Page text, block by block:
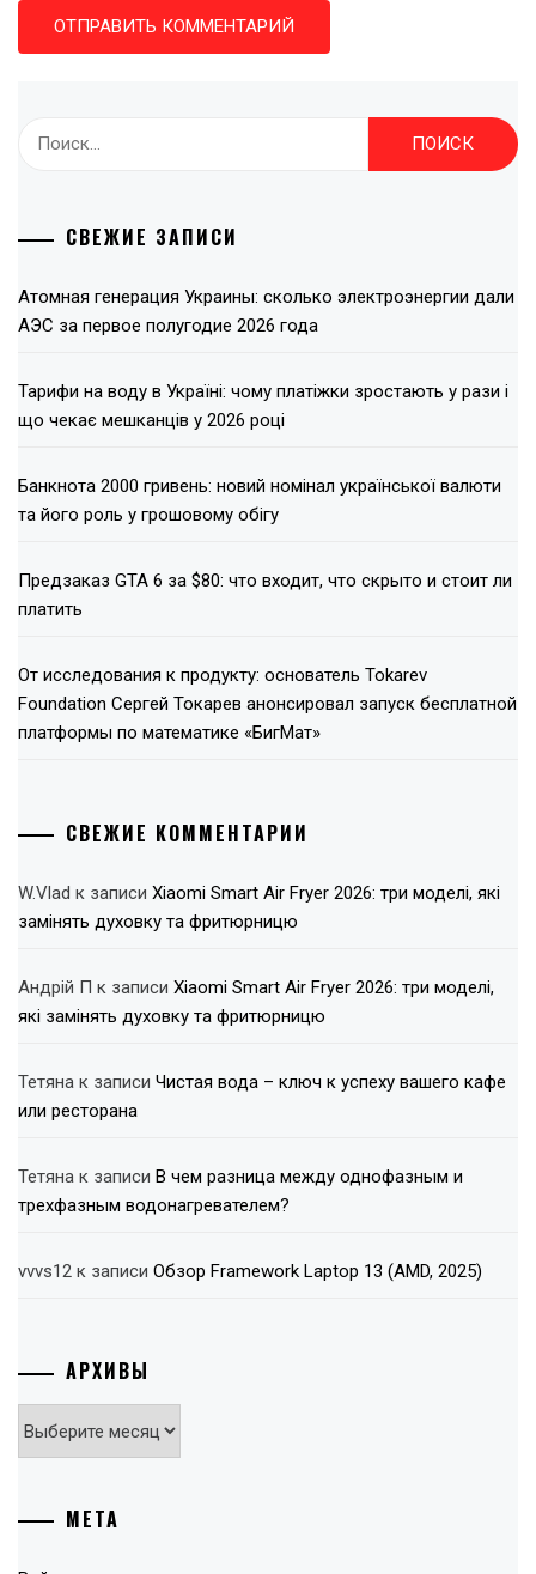
Найти:
СВЕЖИЕ ЗАПИСИ
Атомная генерация Украины: сколько электроэнергии дали
АЭС за первое полугодие 2026 года
Тарифи на воду в Україні: чому платіжки зростають у рази і
що чекає мешканців у 2026 році
Банкнота 2000 гривень: новий номінал української валюти
та його роль у грошовому обігу
Предзаказ GTA 6 за $80: что входит, что скрыто и стоит ли
платить
От исследования к продукту: основатель Tokarev
Foundation Сергей Токарев анонсировал запуск бесплатной
платформы по математике «БигМат»
СВЕЖИЕ КОММЕНТАРИИ
W.Vlad к записи Xiaomi Smart Air Fryer 2026: три моделі, які
замінять духовку та фритюрницю
Андрій П к записи Xiaomi Smart Air Fryer 2026: три моделі,
які замінять духовку та фритюрницю
Тетяна к записи Чистая вода – ключ к успеху вашего кафе
или ресторана
Тетяна к записи В чем разница между однофазным и
трехфазным водонагревателем?
vvvs12 к записи Обзор Framework Laptop 13 (AMD, 2025)
АРХИВЫ
Архивы
МЕТА